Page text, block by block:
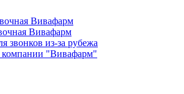
Вивафарм
Вивафарм
звонков из-за рубежа
"Вивафарм"